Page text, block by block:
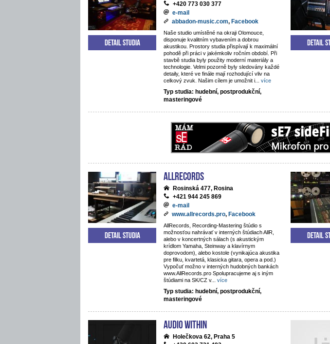
+420 773 030 377
e-mail
abbadon-music.com, Facebook
Naše studio umístěné na okraji Olomouce,
disponuje kvalitním vybavením a dobrou
akustikou. Prostory studia přispívají k maximální
pohodě při práci v jakémkoliv ročním období. Při
stavbě studia byly použity moderní materiály a
technologie. Velmi pozorně byly sledovány každé
detaily, které ve finále mají rozhodující vliv na
celkový zvuk. Našim cílem je umožnit i
více
Typ studia: hudební, postprodukční,
masteringové
Detail studia Detail
AllRecords
Rosinská 477, Rosina
+421 944 245 869
e-mail
www.allrecords.pro, Facebook
AllRecords, Recording-Mastering štúdio s
možnosťou nahrávať v interných štúdiach AllR,
alebo v koncertných sálach (s akustickým
krídlom Yamaha, Steinway a klavírnym
doprovodom), alebo kostole (vynikajúca akustika
pre filku, kvartetá, klasicka gitara, opera a pod.)
Vypočuť možno v interných hudobných bankách
www.AllRecords.pro Spolupracujeme aj s iným
štúdiami na SK/CZ v... více
Typ studia: hudební, postprodukční,
masteringové
Detail studia Detail
Audio Within
Holečkova 62, Praha 5